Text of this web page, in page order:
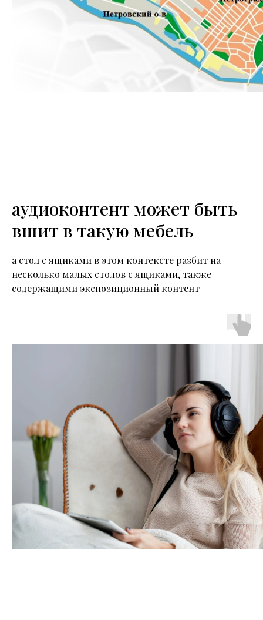
аудиоконтент может быть
вшит в такую мебель
а стол с ящиками в этом контексте разбит на
несколько малых столов с ящиками, также
содержащими экспозиционный контент